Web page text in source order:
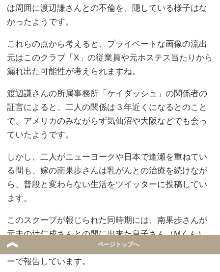
は周囲に渡辺謙さんとの不倫を、隠している様子はな
かったようです。
これらの点から考えると、プライベートな画像の流出
元はこのクラブ「X」の従業員や元ホステス当たりから
漏れ出た可能性が考えられますね。
渡辺謙さんの所属事務所「ケイダッシュ」の関係者の
証言によると、二人の関係は３年近くになるとのこと
で、アメリカのみながらず気仙沼や大阪などでも会っ
ていたようです。
しかし、二人がニューヨークや日本で逢瀬を重ねてい
る間も、嫁の南果歩さんは乳がんとの治療を続けなが
ら、普段と変わらない生活をツイッターに投稿してい
ます。
このスクープが報じられた同時期には、南果歩さんが
元夫の辻仁成さんとの間に出来た息子さん（Mくん）
に会いに、サンフランシスコに到着した事をツイッタ
ーで報告しています。
ページトップへ